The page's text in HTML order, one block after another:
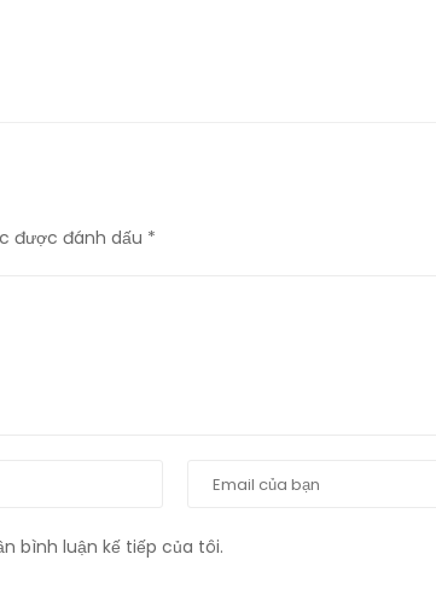
được đánh dấu *
bình luận kế tiếp của tôi.